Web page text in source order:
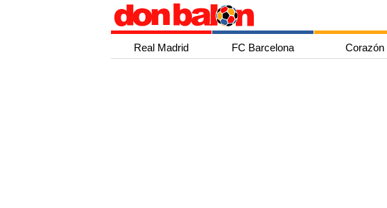
Real Madrid FC Barcelona Corazón